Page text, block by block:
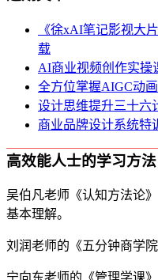
《徐xAI笔记影视大
载
AI商业视频创作实操
全方位掌握AIGC动
设计思维提升三十六
商业品牌设计系统特
高效能人士的学习方法
吴伯凡老师《认知方法论
基本理解。
刘润老师的《五分钟商学